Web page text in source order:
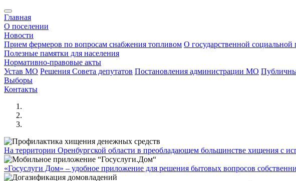
Главная
О поселении
Новости
Прием фермеров по вопросам снабжения топливом О государственной
Полезные памятки для населения
Нормативно-правовые акты
Устав МО Решения Совета депутатов Постановления администрации МО
Выборы
Контакты
На территории Оренбургской области в преобладающем большинстве хищения с
«Госуслуги Дом» – удобное приложение для решения бытовых вопросов